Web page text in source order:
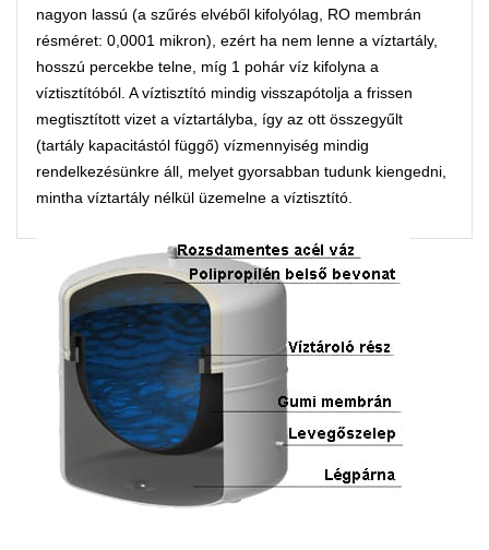
nagyon lassú (a szűrés elvéből kifolyólag, RO membrán
résméret: 0,0001 mikron), ezért ha nem lenne a víztartály,
hosszú percekbe telne, míg 1 pohár víz kifolyna a
víztisztítóból. A víztisztító mindig visszapótolja a frissen
megtisztított vizet a víztartályba, így az ott összegyűlt
(tartály kapacitástól függő) vízmennyiség mindig
rendelkezésünkre áll, melyet gyorsabban tudunk kiengedni,
mintha víztartály nélkül üzemelne a víztisztító.